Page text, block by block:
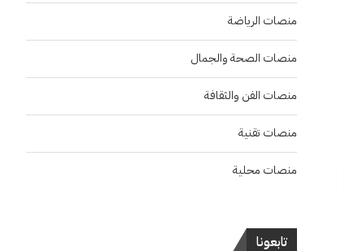
منصات الرياضة
منصات الصحة والجمال
منصات الفن والثقافة
منصات تقنية
منصات محلية
تابعونا